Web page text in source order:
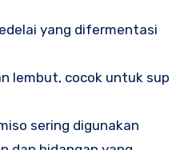
yang difermentasi
lembut, cocok untuk sup
sering digunakan